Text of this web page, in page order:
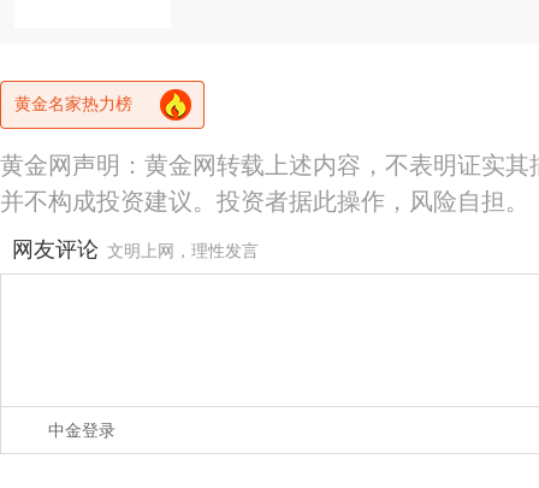
黄金名家热力榜
黄金网声明：黄金网转载上述内容，不表明证实
并不构成投资建议。投资者据此操作，风险自担。
网友评论 文明上网，理性发言
中金登录